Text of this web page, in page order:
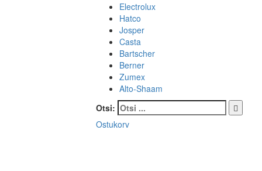
Electrolux
Hatco
Josper
Casta
Bartscher
Berner
Zumex
Alto-Shaam
Otsi:
Ostukorv